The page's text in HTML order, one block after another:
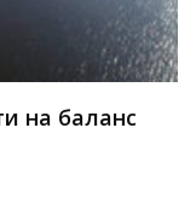
на баланс